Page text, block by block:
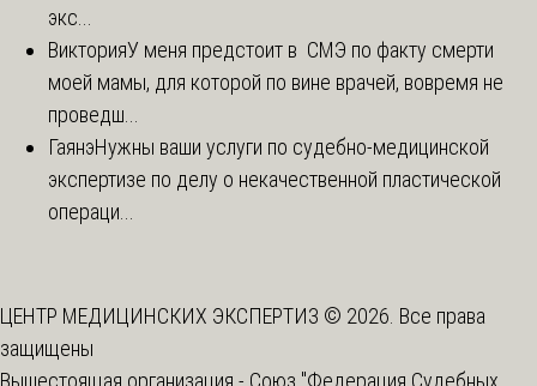
экс...
ВикторияУ меня предстоит в СМЭ по факту смерти
моей мамы, для которой по вине врачей, вовремя не
проведш...
ГаянэНужны ваши услуги по судебно-медицинской
экспертизе по делу о некачественной пластической
операци...
ЦЕНТР МЕДИЦИНСКИХ ЭКСПЕРТИЗ © 2026. Все права
защищены